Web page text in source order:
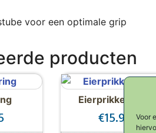
Voor
voor een optimale grip
producten
Eierprikker RVS
€15.95